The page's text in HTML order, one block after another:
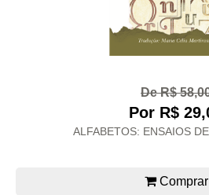
De R$
Por R$
ALFABETOS: ENSAIOS
Comprar